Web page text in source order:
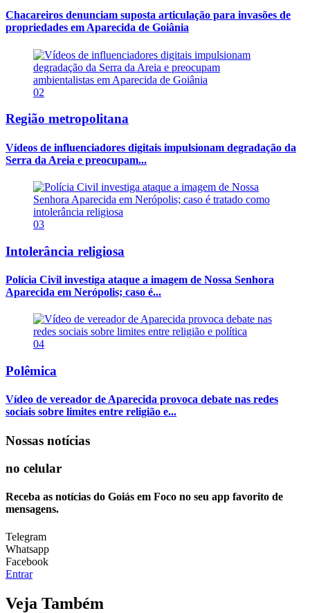
Chacareiros denunciam suposta articulação para invasões de
propriedades em Aparecida de Goiânia
02
Região metropolitana
Vídeos de influenciadores digitais impulsionam degradação da
Serra da Areia e preocupam...
03
Intolerância religiosa
Polícia Civil investiga ataque a imagem de Nossa Senhora
Aparecida em Nerópolis; caso é...
04
Polêmica
Vídeo de vereador de Aparecida provoca debate nas redes
sociais sobre limites entre religião e...
Nossas notícias
no celular
Receba as notícias do Goiás em Foco no seu app favorito de
mensagens.
Telegram
Whatsapp
Facebook
Entrar
Veja Também